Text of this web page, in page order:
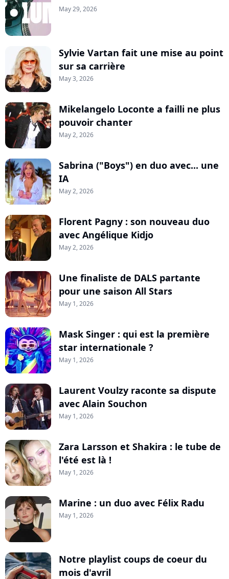
May 29, 2026
Sylvie Vartan fait une mise au point
sur sa carrière
May 3, 2026
Mikelangelo Loconte a failli ne plus
pouvoir chanter
May 2, 2026
Sabrina ("Boys") en duo avec... une
IA
May 2, 2026
Florent Pagny : son nouveau duo
avec Angélique Kidjo
May 2, 2026
Une finaliste de DALS partante
pour une saison All Stars
May 1, 2026
Mask Singer : qui est la première
star internationale ?
May 1, 2026
Laurent Voulzy raconte sa dispute
avec Alain Souchon
May 1, 2026
Zara Larsson et Shakira : le tube de
l'été est là !
May 1, 2026
Marine : un duo avec Félix Radu
May 1, 2026
Notre playlist coups de coeur du
mois d'avril